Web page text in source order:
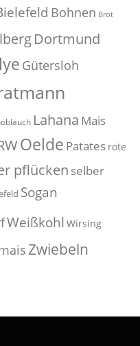
Bohnen Brot
Dortmund
Gütersloh
Lahana Mais
Oelde Patates rote
pflücken selber
Sogan
Weißkohl Wirsing
Zwiebeln